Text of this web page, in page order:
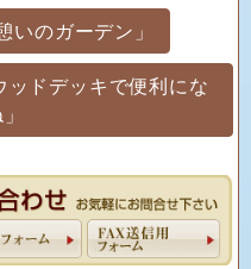
のガーデン」
ドデッキで便利にな